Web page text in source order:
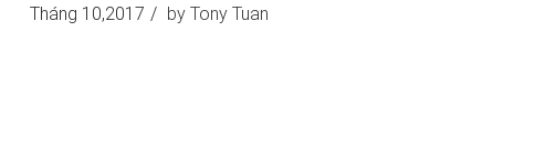
Tháng 10,2017 / by Tony Tuan